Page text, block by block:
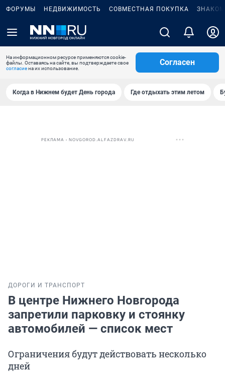
ФОРУМЫ НЕДВИЖИМОСТЬ СОВМЕСТНАЯ ПОКУПКА
На информационном ресурсе применяются cookie-
файлы. Оставаясь на сайте, вы подтверждаете свое
согласиена их использование.
Согласен
Когда в Нижнем будет День города Где отдыхать этим летом
РЕКЛАМА • NOVGOROD.ALFAZDRAV.RU
ДОРОГИ И ТРАНСПОРТ
В центре Нижнего Новгорода
запретили парковку и стоянку
автомобилей — список мест
Ограничения будут действовать несколько
дней